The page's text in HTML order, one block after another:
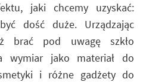
jaki chcemy uzyskać:
dość duże. Urządzając
brać pod uwagę szkło
wymiar jako materiał do
i różne gadżety do